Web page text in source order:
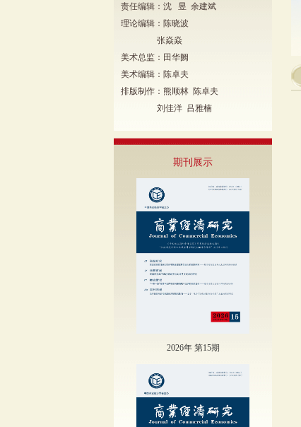
责任编辑：沈 昱 余建斌
理论编辑：陈晓波
张焱焱
美术总监：田华阙
美术编辑：陈卓夫
排版制作：熊顺林 陈卓夫
刘佳洋 吕雅楠
期刊展示
2026年 第15期